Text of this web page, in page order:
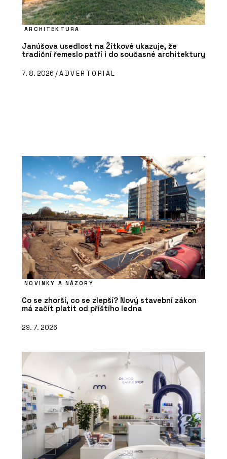
ARCHITEKTURA
Janúšova usedlost na Žítkové ukazuje, že
tradiční řemeslo patří i do současné architektury
7. 8. 2026 /ADVERTORIAL
NOVINKY A NÁZORY
Co se zhorší, co se zlepší? Nový stavební zákon
má začít platit od příštího ledna
29. 7. 2026